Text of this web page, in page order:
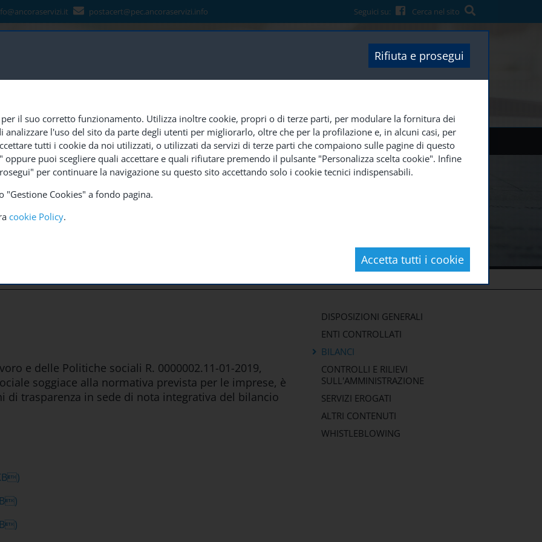
CERTIFICAZIONI SEDI CONTATTI LAVORA CON NOI SOCIETÀ TRASPARENTE
postacert@pec.ancoraservizi.info Seguici su: Cerca nel sito
e delle Politiche sociali R. 0000002.11-01-2019,
soggiace alla normativa prevista per le imprese, è
trasparenza in sede di nota integrativa del bilancio
DISPOSIZIONI GENERALI
ENTI CONTROLLATI
BILANCI
CONTROLLI E RILIEVI
SULL'AMMINISTRAZIONE
SERVIZI EROGATI
ALTRI CONTENUTI
WHISTLEBLOWING
Rifiuta e prosegui
il suo corretto funzionamento. Utilizza inoltre cookie, propri o di terze parti, per modulare la fornitura dei
l'uso del sito da parte degli utenti per migliorarlo, oltre che per la profilazione e, in alcuni casi, per
tutti i cookie da noi utilizzati, o utilizzati da servizi di terze parti che compaiono sulle pagine di questo
puoi scegliere quali accettare e quali rifiutare premendo il pulsante "Personalizza scelta cookie". Infine
per continuare la navigazione su questo sito accettando solo i cookie tecnici indispensabili.
Cookies" a fondo pagina.
cookie Policy.
Accetta tutti i cookie